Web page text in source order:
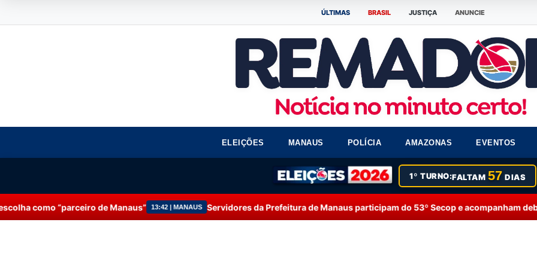
ÚLTIMAS BRASIL JUSTIÇA ANUNCIE
ELEIÇÕES MANAUS POLÍCIA AMAZONAS EVENTOS
1º TURNO:FALTAM 57 DIAS
de Manaus” 13:42 | MANAUS Servidores da Prefeitura de Manaus participam do 53º Secop e acompanham debates sobre